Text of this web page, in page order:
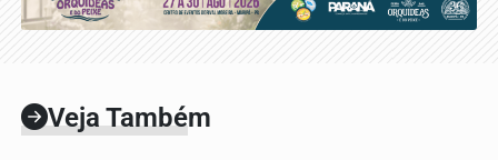
Veja Também